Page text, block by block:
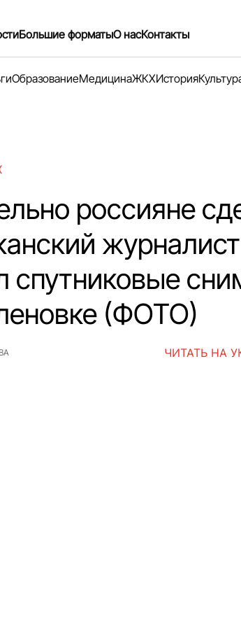
Большие форматыО насКонтакты
ОбразованиеМедицинаЖКХИстория
россияне
журналист
спутниковые
(ФОТО)
ЧИТАТЬ НА